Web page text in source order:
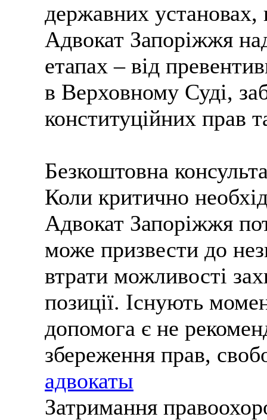
державних установах,
Адвокат Запоріжжя
етапах – від
в Верховному Суді,
конституційних прав
Безкоштовна
Коли критично
Адвокат Запоріжжя
може призвести до
втрати можливості
позиції. Існують
допомога є не
збереження прав,
адвокаты
Затримання